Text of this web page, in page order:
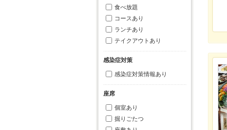
食べ放題
コースあり
ランチあり
テイクアウトあり
感染症対策
感染症対策情報あり
座席
個室あり
掘りごたつ